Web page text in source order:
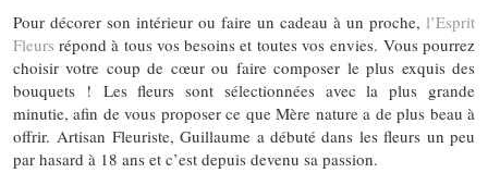
Pour décorer son intérieur ou faire un cadeau à un proche, l’Esprit
Fleurs répond à tous vos besoins et toutes vos envies. Vous pourrez
choisir votre coup de cœur ou faire composer le plus exquis des
bouquets ! Les fleurs sont sélectionnées avec la plus grande
minutie, afin de vous proposer ce que Mère nature a de plus beau à
offrir. Artisan Fleuriste, Guillaume a débuté dans les fleurs un peu
par hasard à 18 ans et c’est depuis devenu sa passion.